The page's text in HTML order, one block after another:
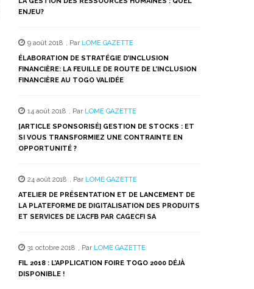
ENJEU?
9 août 2018 , Par LOME GAZETTE
ÉLABORATION DE STRATÉGIE D’INCLUSION
FINANCIÈRE: LA FEUILLE DE ROUTE DE L’INCLUSION
FINANCIÈRE AU TOGO VALIDÉE
14 août 2018 , Par LOME GAZETTE
[ARTICLE SPONSORISÉ] GESTION DE STOCKS : ET
SI VOUS TRANSFORMIEZ UNE CONTRAINTE EN
OPPORTUNITÉ ?
24 août 2018 , Par LOME GAZETTE
ATELIER DE PRÉSENTATION ET DE LANCEMENT DE
LA PLATEFORME DE DIGITALISATION DES PRODUITS
ET SERVICES DE L’ACFB PAR CAGECFI SA
31 octobre 2018 , Par LOME GAZETTE
FIL 2018 : L’APPLICATION FOIRE TOGO 2000 DÉJÀ
DISPONIBLE !